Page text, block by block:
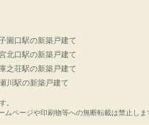
園口駅の新築戸建て
北口駅の新築戸建て
之荘駅の新築戸建て
川駅の新築戸建て
。
ムページや印刷物等への無断転載は禁止しま